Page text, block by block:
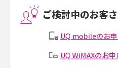
Threads（スレッズ）とは？主な機能や
Instagram（インスタグラム）でスクシ
ご検討中のお客
UQ mobileのお
UQ WiMAXのお